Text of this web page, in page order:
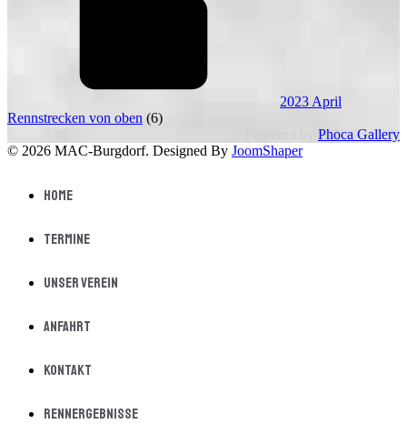
2023 April
Rennstrecken von oben (6)
Phoca Gallery
© 2026 MAC-Burgdorf. Designed By JoomShaper
Home
Termine
Unser Verein
Anfahrt
Kontakt
Rennergebnisse